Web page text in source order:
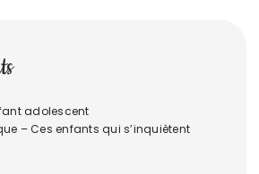
adolescent
– Ces enfants qui s’inquiètent